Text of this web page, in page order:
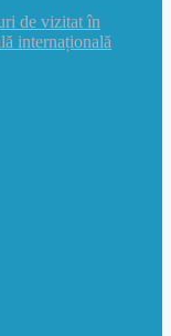
de vizitat în
internațională